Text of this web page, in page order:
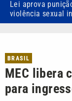
Lei aprova
violência sexual
BRASIL
MEC libera
para